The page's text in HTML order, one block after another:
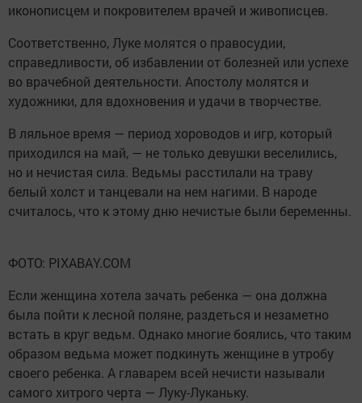
иконописцем и покровителем врачей и живописцев.
Соответственно, Луке молятся о правосудии,
справедливости, об избавлении от болезней или успехе
во врачебной деятельности. Апостолу молятся и
художники, для вдохновения и удачи в творчестве.
В ляльное время — период хороводов и игр, который
приходился на май, — не только девушки веселились,
но и нечистая сила. Ведьмы расстилали на траву
белый холст и танцевали на нем нагими. В народе
считалось, что к этому дню нечистые были беременны.
ФОТО: PIXABAY.COM
Если женщина хотела зачать ребенка — она должна
была пойти к лесной поляне, раздеться и незаметно
встать в круг ведьм. Однако многие боялись, что таким
образом ведьма может подкинуть женщине в утробу
своего ребенка. А главарем всей нечисти называли
самого хитрого черта — Луку-Луканьку.